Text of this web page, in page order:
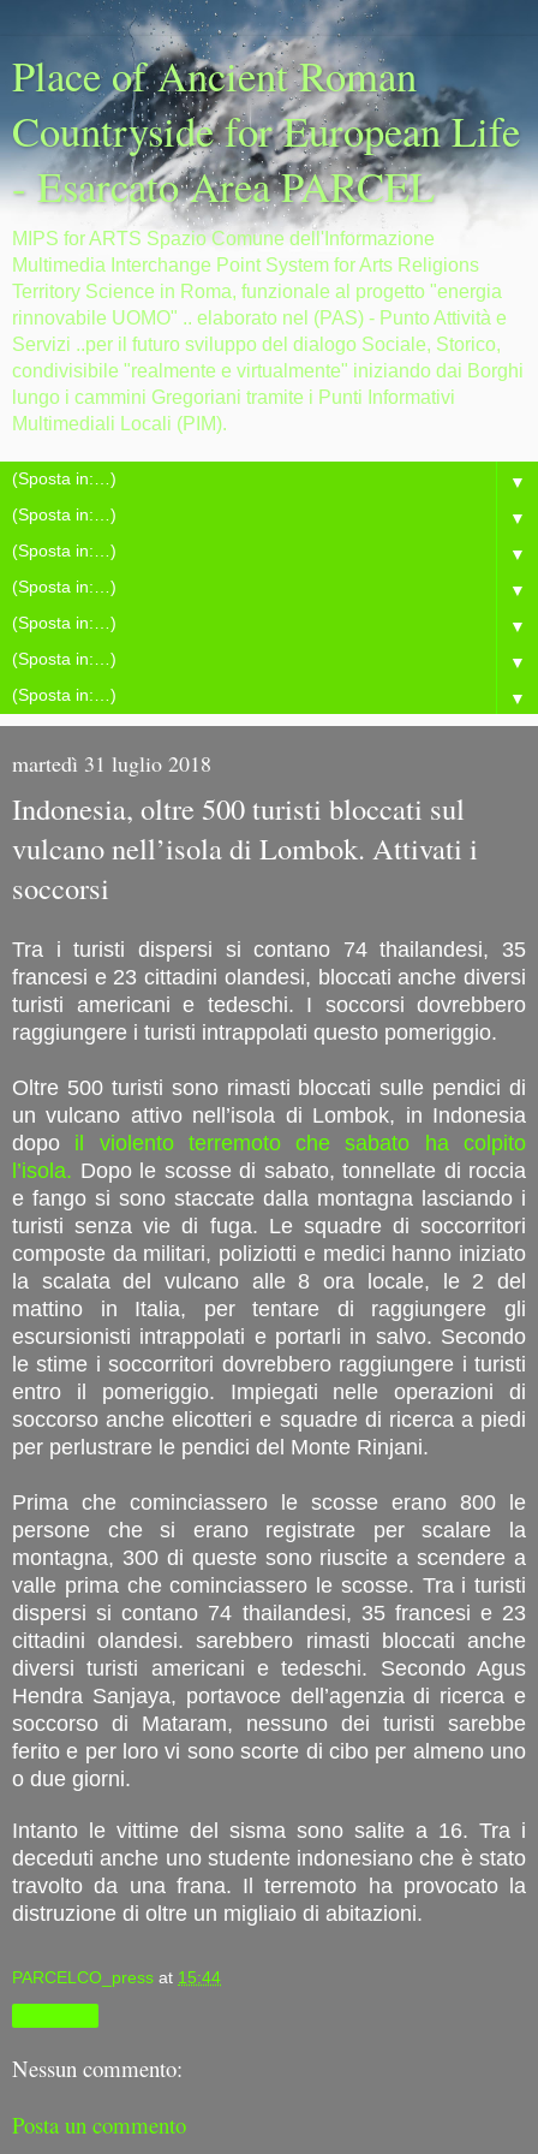
Place of Ancient Roman
Countryside for European Life
- Esarcato Area PARCEL
MIPS for ARTS Spazio Comune dell'Informazione
Multimedia Interchange Point System for Arts Religions
Territory Science in Roma, funzionale al progetto "energia
rinnovabile UOMO" .. elaborato nel (PAS) - Punto Attività e
Servizi ..per il futuro sviluppo del dialogo Sociale, Storico,
condivisibile "realmente e virtualmente" iniziando dai Borghi
lungo i cammini Gregoriani tramite i Punti Informativi
Multimediali Locali (PIM).
▼
▼
▼
▼
▼
▼
▼
martedì 31 luglio 2018
Indonesia, oltre 500 turisti bloccati sul
vulcano nell’isola di Lombok. Attivati i
soccorsi
Tra i turisti dispersi si contano 74 thailandesi, 35
francesi e 23 cittadini olandesi, bloccati anche diversi
turisti americani e tedeschi. I soccorsi dovrebbero
raggiungere i turisti intrappolati questo pomeriggio.
Oltre 500 turisti sono rimasti bloccati sulle pendici di
un vulcano attivo nell’isola di Lombok, in Indonesia
dopo il violento terremoto che sabato ha colpito
l’isola. Dopo le scosse di sabato, tonnellate di roccia
e fango si sono staccate dalla montagna lasciando i
turisti senza vie di fuga. Le squadre di soccorritori
composte da militari, poliziotti e medici hanno iniziato
la scalata del vulcano alle 8 ora locale, le 2 del
mattino in Italia, per tentare di raggiungere gli
escursionisti intrappolati e portarli in salvo. Secondo
le stime i soccorritori dovrebbero raggiungere i turisti
entro il pomeriggio. Impiegati nelle operazioni di
soccorso anche elicotteri e squadre di ricerca a piedi
per perlustrare le pendici del Monte Rinjani.
Prima che cominciassero le scosse erano 800 le
persone che si erano registrate per scalare la
montagna, 300 di queste sono riuscite a scendere a
valle prima che cominciassero le scosse. Tra i turisti
dispersi si contano 74 thailandesi, 35 francesi e 23
cittadini olandesi. sarebbero rimasti bloccati anche
diversi turisti americani e tedeschi. Secondo Agus
Hendra Sanjaya, portavoce dell’agenzia di ricerca e
soccorso di Mataram, nessuno dei turisti sarebbe
ferito e per loro vi sono scorte di cibo per almeno uno
o due giorni.
Intanto le vittime del sisma sono salite a 16. Tra i
deceduti anche uno studente indonesiano che è stato
travolto da una frana. Il terremoto ha provocato la
distruzione di oltre un migliaio di abitazioni.
PARCELCO_press at 15:44
Nessun commento:
Posta un commento